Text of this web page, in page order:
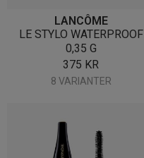
LANCÔME
LE STYLO WATERPROOF
0,35 G
375 KR
8 VARIANTER